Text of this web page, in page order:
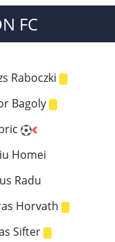
FC
Raboczki
Bagoly
Homei
Radu
Horvath
Sifter